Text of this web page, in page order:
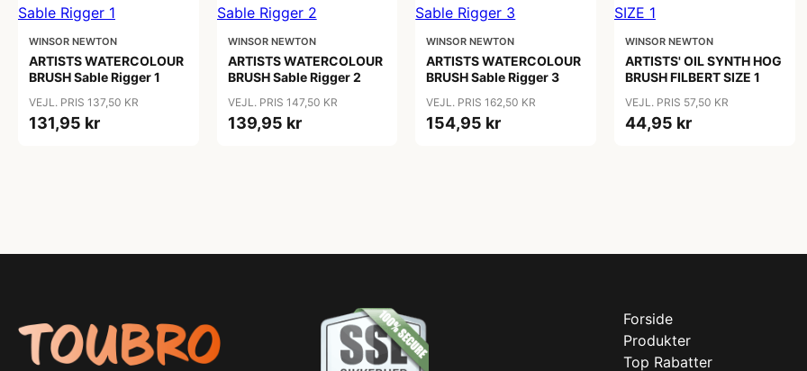
WINSOR NEWTON
ARTISTS WATERCOLOUR
BRUSH Sable Rigger 1
VEJL. PRIS 137,50 KR
131,95 kr
WINSOR NEWTON
ARTISTS WATERCOLOUR
BRUSH Sable Rigger 2
VEJL. PRIS 147,50 KR
139,95 kr
WINSOR NEWTON
ARTISTS WATERCOLOUR
BRUSH Sable Rigger 3
VEJL. PRIS 162,50 KR
154,95 kr
WINSOR NEWTON
ARTISTS' OIL SYNTH HOG
BRUSH FILBERT SIZE 1
VEJL. PRIS 57,50 KR
44,95 kr
Forside
Produkter
Top Rabatter